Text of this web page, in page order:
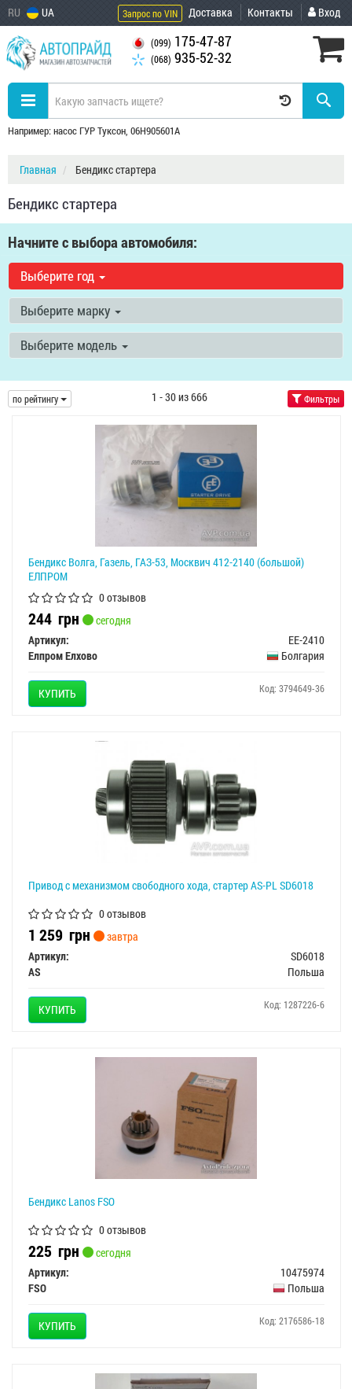
RU UA Запрос по VIN Доставка Контакты Вход
(099) 175-47-87
(068) 935-52-32
Например: насос ГУР Туксон, 06H905601A
Главная Бендикс стартера
Бендикс стартера
Начните с выбора автомобиля:
Выберите год
Выберите марку
Выберите модель
по рейтингу 1 - 30 из 666 Фильтры
Бендикс Волга, Газель, ГАЗ-53, Москвич 412-2140 (большой)
ЕЛПРОМ
0 отзывов
244 грн
сегодня
Артикул:
EE-2410
Елпром Елхово
Болгария
КУПИТЬ Код: 3794649-36
Привод с механизмом свободного хода, стартер AS-PL SD6018
0 отзывов
1 259 грн
завтра
Артикул:
SD6018
AS
Польша
КУПИТЬ Код: 1287226-6
Бендикс Lanos FSO
0 отзывов
225 грн
сегодня
Артикул:
10475974
FSO
Польша
КУПИТЬ Код: 2176586-18